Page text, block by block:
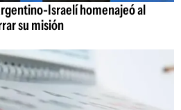
Israelí homenajeó al
su misión